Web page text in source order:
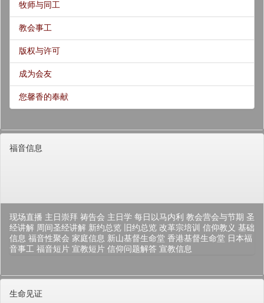
牧师与同工
教会事工
版权与许可
成为会友
您馨香的奉献
福音信息
现场直播 主日崇拜 祷告会 主日学 每日以马内利 教会营会与节期 圣
经讲解 周间圣经讲解 新约总览 旧约总览 改革宗培训 信仰教义 基础
信息 福音性聚会 家庭信息 新山基督生命堂 香港基督生命堂 日本福
音事工 福音短片 宣教短片 信仰问题解答 宣教信息
生命见证